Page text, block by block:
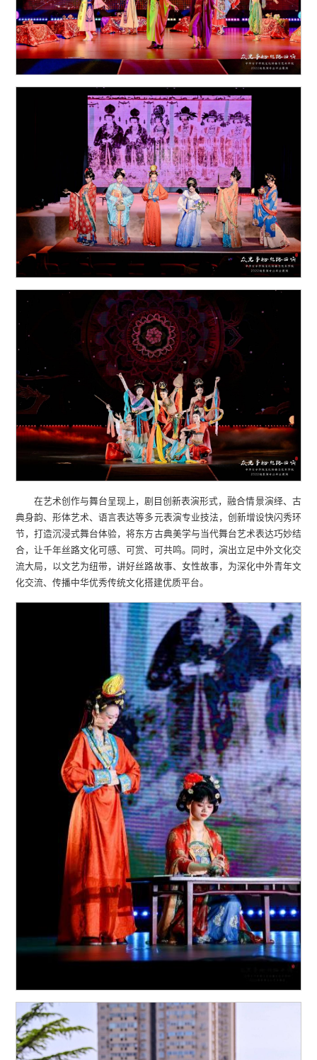
在艺术创作与舞台呈现上，剧目创新表演形式，融合情景演绎、古
典身韵、形体艺术、语言表达等多元表演专业技法，创新增设快闪秀环
节，打造沉浸式舞台体验，将东方古典美学与当代舞台艺术表达巧妙结
合，让千年丝路文化可感、可赏、可共鸣。同时，演出立足中外文化交
流大局，以文艺为纽带，讲好丝路故事、女性故事，为深化中外青年文
化交流、传播中华优秀传统文化搭建优质平台。